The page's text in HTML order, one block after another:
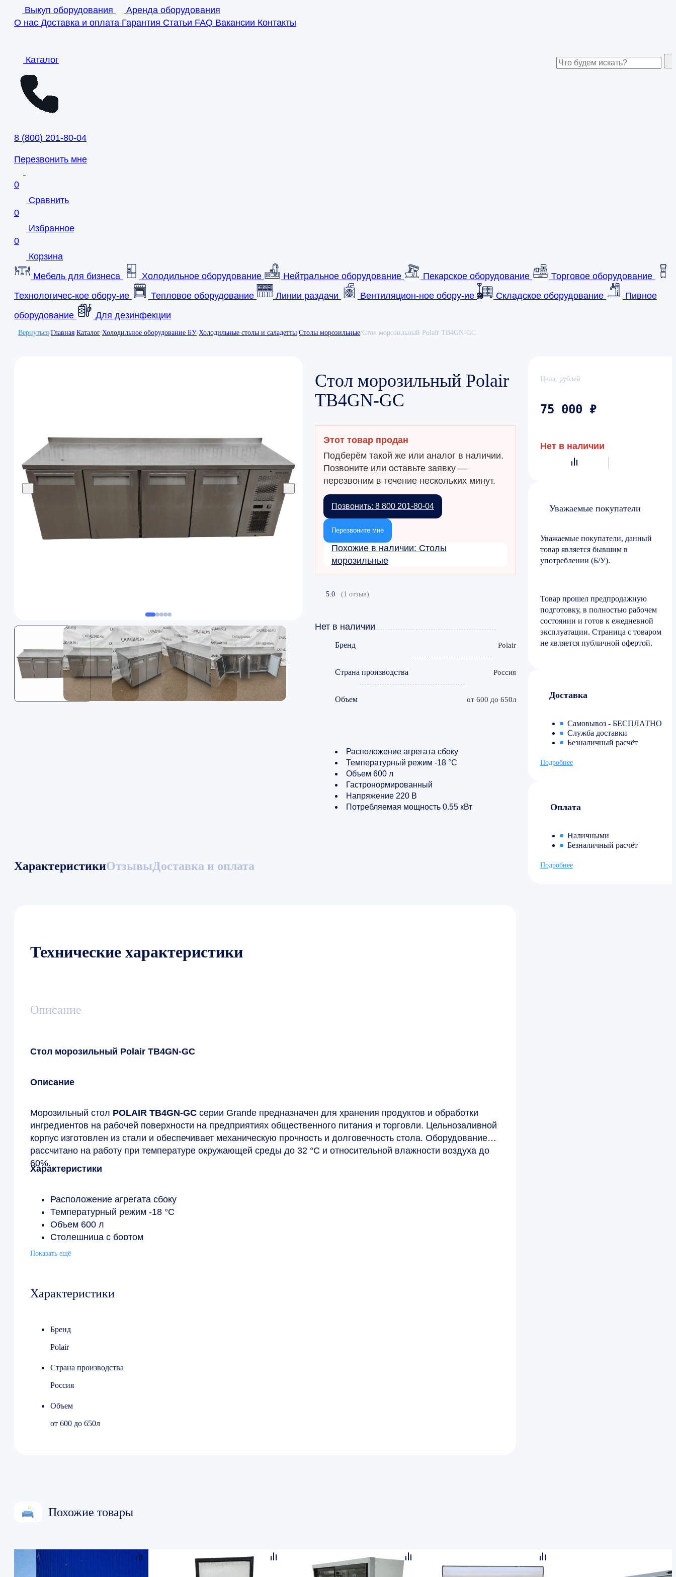
Выкуп оборудования
Аренда оборудования
О нас Доставка и оплата Гарантия Статьи FAQ Вакансии Контакты
Каталог
8 (800) 201-80-04
Перезвонить мне
0
Сравнить
0
Избранное
0
Корзина
Мебель для бизнеса
Холодильное оборудование Нейтральное оборудование Пекарское оборудование
Торговое оборудование
Технологичес-кое обору-ие
Тепловое оборудование Линии раздачи Вентиляцион-ное обору-ие Складское оборудование
Пивное
оборудование
Для дезинфекции
Вернуться/Главная/Каталог/Холодильное оборудование БУ/Холодильные столы и саладетты/Столы морозильные/Стол морозильный Polair TB4GN-GC
Стол морозильный Polair
TB4GN-GC
Этот товар продан
Подберём такой же или аналог в наличии.
Позвоните или оставьте заявку —
перезвоним в течение нескольких минут.
Позвонить: 8 800 201-80-04
Перезвоните мне
Похожие в наличии: Столы
морозильные
5.0 (1 отзыв)
Нет в наличии
Бренд Polair
Страна производства Россия
Объем от 600 до 650л
Расположение агрегата сбоку
Температурный режим -18 °С
Объем 600 л
Гастронормированный
Напряжение 220 В
Потребляемая мощность 0.55 кВт
ХарактеристикиОтзывыДоставка и оплата
Технические характеристики
Описание
Стол морозильный Polair TB4GN-GC
Описание
Морозильный стол POLAIR TB4GN-GC серии Grande предназначен для хранения продуктов и обработки
ингредиентов на рабочей поверхности на предприятиях общественного питания и торговли. Цельнозаливной
корпус изготовлен из стали и обеспечивает механическую прочность и долговечность стола. Оборудование
рассчитано на работу при температуре окружающей среды до 32 °С и относительной влажности воздуха до
60%.
Характеристики
Расположение агрегата сбоку
Температурный режим -18 °С
Объем 600 л
Столешница с бортом
Рабочая поверхность нерж. сталь
Потребляемая мощность 0.55 кВт
Глубина 705 мм
Вес (без упаковки) 165 кг
Показать ещё
Характеристики
Бренд
Polair
Страна производства
Россия
Объем
от 600 до 650л
Цена, рублей
75 000 ₽
Нет в наличии
Уважаемые покупатели
Уважаемые покупатели, данный
товар является бывшим в
употреблении (Б/У).
Товар прошел предпродажную
подготовку, в полностью рабочем
состоянии и готов к ежедневной
эксплуатации. Страница с товаром
не является публичной офертой.
Доставка
Самовывоз - БЕСПЛАТНО
Служба доставки
Безналичный расчёт
Подробнее
Оплата
Наличными
Безналичный расчёт
Подробнее
Похожие товары